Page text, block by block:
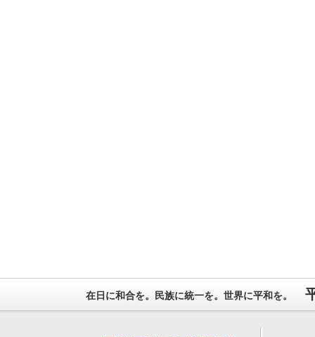
在日に和合を。民族に統一を。世界に平和を。